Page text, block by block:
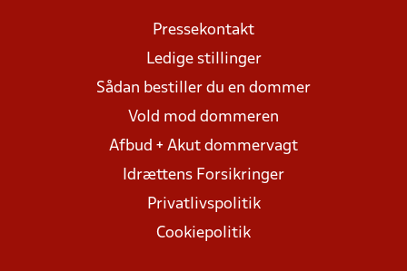
Pressekontakt
Ledige stillinger
Sådan bestiller du en dommer
Vold mod dommeren
Afbud + Akut dommervagt
Idrættens Forsikringer
Privatlivspolitik
Cookiepolitik